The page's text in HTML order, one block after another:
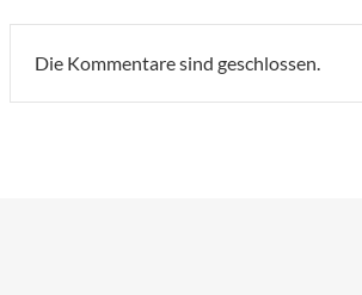
Die Kommentare sind geschlossen.